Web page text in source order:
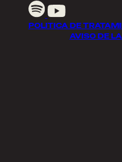
POLITICA DE
AVISO DE